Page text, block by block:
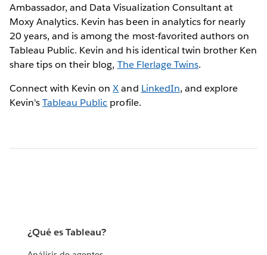
Ambassador, and Data Visualization Consultant at
Moxy Analytics. Kevin has been in analytics for nearly
20 years, and is among the most-favorited authors on
Tableau Public. Kevin and his identical twin brother Ken
share tips on their blog, The Flerlage Twins.
Connect with Kevin onXand LinkedIn, and explore
Kevin'sTableau Public profile.
¿Qué es Tableau?